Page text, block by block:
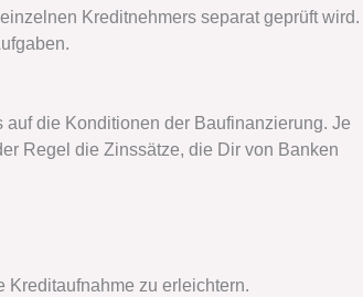
Kreditnehmers separat geprüft wird.
die Konditionen der Baufinanzierung. Je
Regel die Zinssätze, die Dir von Banken
Kreditaufnahme zu erleichtern.